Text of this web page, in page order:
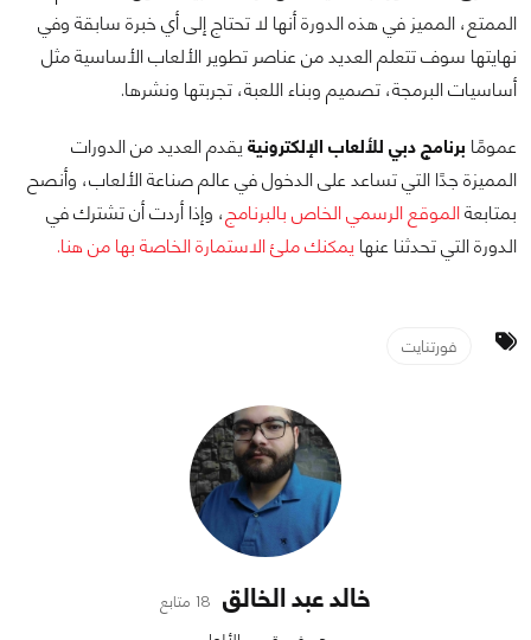
الممتع، المميز في هذه الدورة أنها لا تحتاج إلى أي خبرة سابقة وفي
نهايتها سوف تتعلم العديد من عناصر تطوير الألعاب الأساسية مثل
أساسيات البرمجة، تصميم وبناء اللعبة، تجربتها ونشرها.
عمومًا برنامج دبي للألعاب الإلكترونية يقدم العديد من الدورات
المميزة جدًا التي تساعد على الدخول في عالم صناعة الألعاب، وأنصح
بمتابعةالموقع الرسمي الخاص بالبرنامج، وإذا أردت أن تشترك في
الدورة التي تحدثنا عنها يمكنك ملئ الاستمارة الخاصة بها من هنا.
فورتنايت
خالد عبد الخالق 18 متابع